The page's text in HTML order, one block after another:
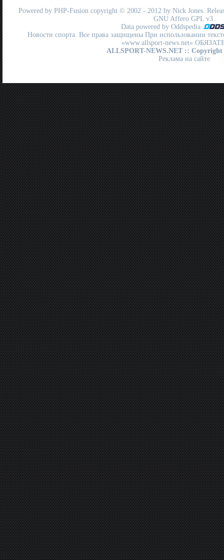
Powered by PHP-Fusion copyright © 2002 - 2012 by Nick Jones.
GNU Affero GPL v3.
Data powered by Oddspedia
Новости спорта. Все права защищены При использовании
«www.allsport-news.net»
ALLSPORT-NEWS.NET :: Copyright
Реклама на сайте